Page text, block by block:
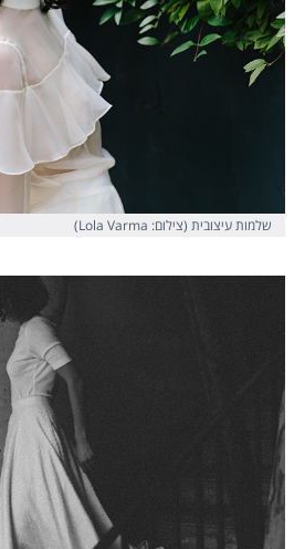
שלמות עיצובית (צילום: Lola Varma)